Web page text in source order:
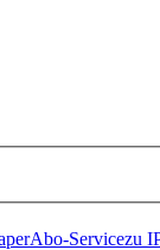
Abo-Servicezu